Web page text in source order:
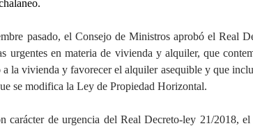
pasado, el Consejo de Ministros aprobó el Real
urgentes en materia de vivienda y alquiler, que
a la vivienda y favorecer el alquiler asequible y que
se modifica la Ley de Propiedad Horizontal.
carácter de urgencia del Real Decreto-ley 21/2018,